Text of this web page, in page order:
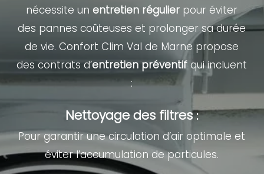
nécessite unentretien régulier pour éviter
des pannes coûteuses et prolonger sa durée
de vie. Confort Clim Val de Marne propose
des contrats d’entretien préventifqui incluent
:
Nettoyage des filtres:
Pour garantir une circulation d’air optimale et
éviter l’accumulation de particules.